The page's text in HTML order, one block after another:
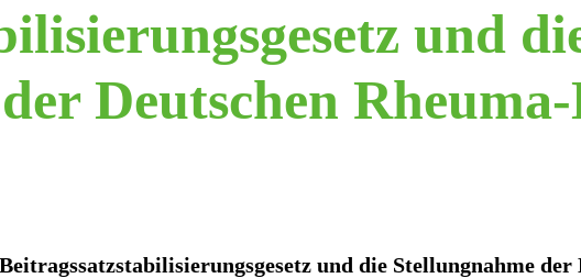
und
Deutschen
und die Stellungnahme der